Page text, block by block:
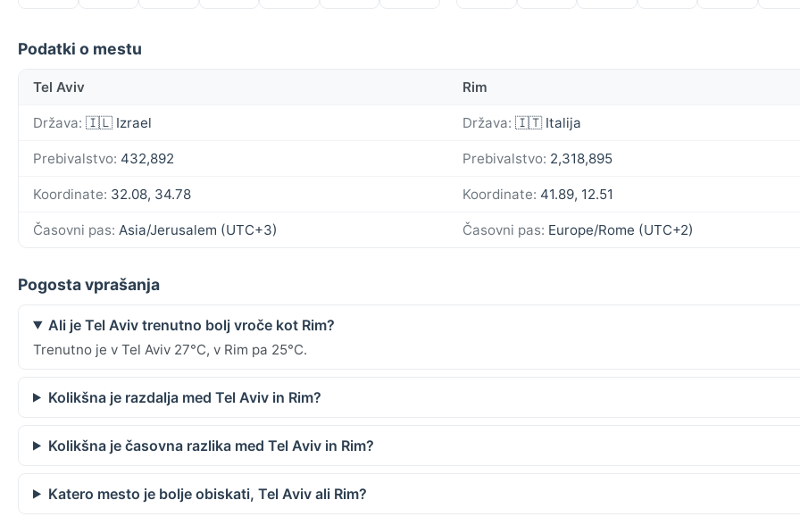
Podatki o mestu
Tel Aviv Rim
Država: 🇮🇱 Izrael Država: 🇮🇹 Italija
Prebivalstvo: 432,892 Prebivalstvo: 2,318,895
Koordinate: 32.08, 34.78 Koordinate: 41.89, 12.51
Časovni pas: Asia/Jerusalem (UTC+3) Časovni pas: Europe/Rome (UTC+2)
Pogosta vprašanja
Ali je Tel Aviv trenutno bolj vroče kot Rim?
Trenutno je v Tel Aviv 27°C, v Rim pa 25°C.
Kolikšna je razdalja med Tel Aviv in Rim?
Kolikšna je časovna razlika med Tel Aviv in Rim?
Katero mesto je bolje obiskati, Tel Aviv ali Rim?